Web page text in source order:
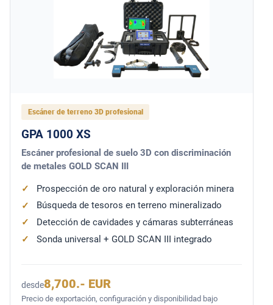
Escáner de terreno 3D profesional
GPA 1000 XS
Escáner profesional de suelo 3D con discriminación
de metales GOLD SCAN III
Prospección de oro natural y exploración minera
Búsqueda de tesoros en terreno mineralizado
Detección de cavidades y cámaras subterráneas
Sonda universal + GOLD SCAN III integrado
desde8,700.- EUR
Precio de exportación, configuración y disponibilidad bajo